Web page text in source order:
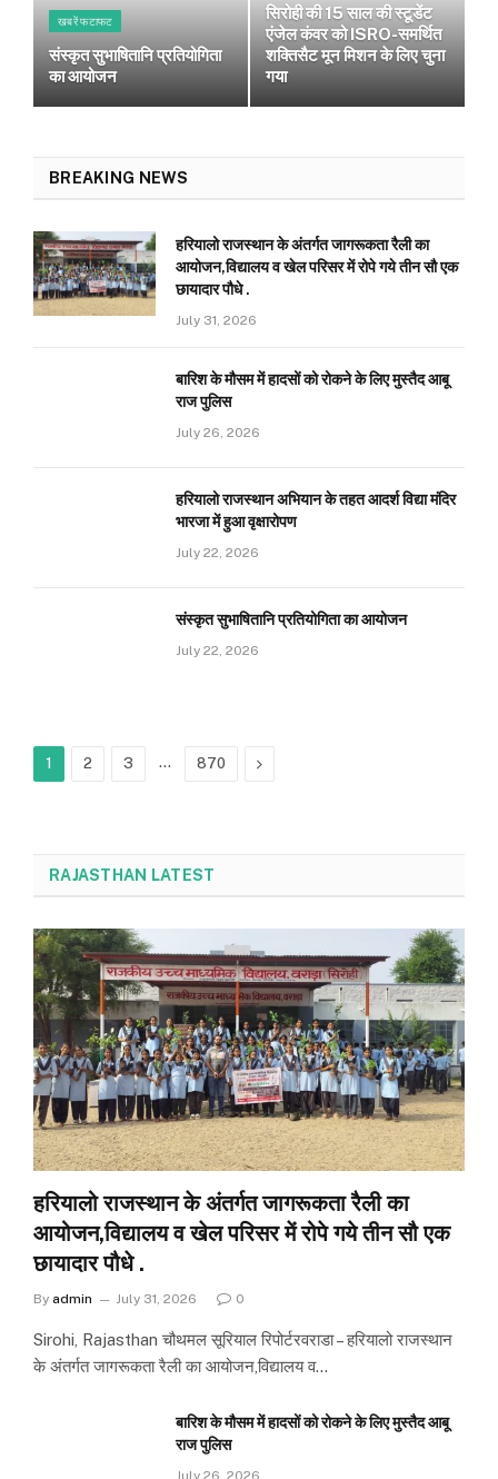
खबरें फटाफट
संस्कृत सुभाषितानि प्रतियोगिता
का आयोजन
सिरोही की 15 साल की स्टूडेंट
एंजेल कंवर को ISRO-समर्थित
शक्तिसैट मून मिशन के लिए चुना
गया
BREAKING NEWS
हरियालो राजस्थान के अंतर्गत जागरूकता रैली का
आयोजन,विद्यालय व खेल परिसर में रोपे गये तीन सौ एक
छायादार पौधे .
July 31, 2026
बारिश के मौसम में हादसों को रोकने के लिए मुस्तैद आबू
राज पुलिस
July 26, 2026
हरियालो राजस्थान अभियान के तहत आदर्श विद्या मंदिर
भारजा में हुआ वृक्षारोपण
July 22, 2026
संस्कृत सुभाषितानि प्रतियोगिता का आयोजन
July 22, 2026
1 2 3 … 870 Next
RAJASTHAN LATEST
हरियालो राजस्थान के अंतर्गत जागरूकता रैली का
आयोजन,विद्यालय व खेल परिसर में रोपे गये तीन सौ एक
छायादार पौधे .
By admin July 31, 2026 0
Sirohi, Rajasthan चौथमल सूरियाल रिपोर्टरवराडा – हरियालो राजस्थान
के अंतर्गत जागरूकता रैली का आयोजन,विद्यालय व…
बारिश के मौसम में हादसों को रोकने के लिए मुस्तैद आबू
राज पुलिस
July 26, 2026